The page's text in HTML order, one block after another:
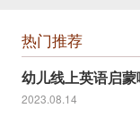
热门推荐
幼儿线上英语启
2023.08.14